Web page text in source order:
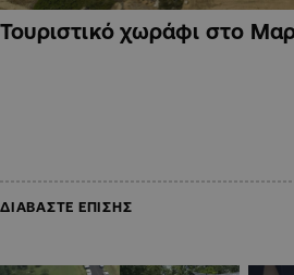
Τουριστικό χωράφι στο
ΔΙΑΒΑΣΤΕ ΕΠΙΣΗΣ